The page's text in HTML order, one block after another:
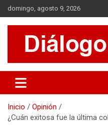
Saltar
al
contenido
domingo, agosto 9, 2026
Diálogo
Se tratan diversos temas de
aporte a la sociedad,
Inicio
Opinión
¿Cuán exitosa fue la última